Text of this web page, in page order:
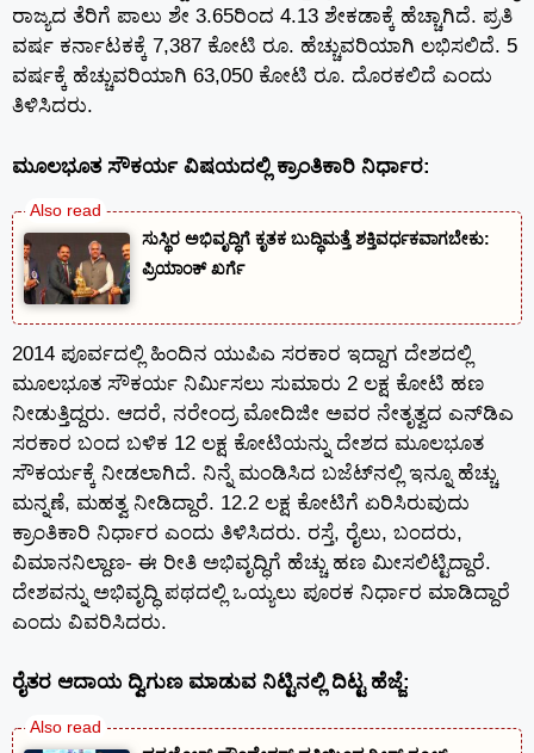
ರಾಜ್ಯದ ತೆರಿಗೆ ಪಾಲು ಶೇ 3.65ರಿಂದ 4.13 ಶೇಕಡಾಕ್ಕೆ ಹೆಚ್ಚಾಗಿದೆ. ಪ್ರತಿ
ವರ್ಷ ಕರ್ನಾಟಕಕ್ಕೆ 7,387 ಕೋಟಿ ರೂ. ಹೆಚ್ಚುವರಿಯಾಗಿ ಲಭಿಸಲಿದೆ. 5
ವರ್ಷಕ್ಕೆ ಹೆಚ್ಚುವರಿಯಾಗಿ 63,050 ಕೋಟಿ ರೂ. ದೊರಕಲಿದೆ ಎಂದು
ತಿಳಿಸಿದರು.
ಮೂಲಭೂತ ಸೌಕರ್ಯ ವಿಷಯದಲ್ಲಿ ಕ್ರಾಂತಿಕಾರಿ ನಿರ್ಧಾರ:
ಸುಸ್ಥಿರ ಅಭಿವೃದ್ಧಿಗೆ ಕೃತಕ ಬುದ್ಧಿಮತ್ತೆ ಶಕ್ತಿವರ್ಧಕವಾಗಬೇಕು:
ಪ್ರಿಯಾಂಕ್ ಖರ್ಗೆ
2014 ಪೂರ್ವದಲ್ಲಿ ಹಿಂದಿನ ಯುಪಿಎ ಸರಕಾರ ಇದ್ದಾಗ ದೇಶದಲ್ಲಿ
ಮೂಲಭೂತ ಸೌಕರ್ಯ ನಿರ್ಮಿಸಲು ಸುಮಾರು 2 ಲಕ್ಷ ಕೋಟಿ ಹಣ
ನೀಡುತ್ತಿದ್ದರು. ಆದರೆ, ನರೇಂದ್ರ ಮೋದಿಜೀ ಅವರ ನೇತೃತ್ವದ ಎನ್‍ಡಿಎ
ಸರಕಾರ ಬಂದ ಬಳಿಕ 12 ಲಕ್ಷ ಕೋಟಿಯನ್ನು ದೇಶದ ಮೂಲಭೂತ
ಸೌಕರ್ಯಕ್ಕೆ ನೀಡಲಾಗಿದೆ. ನಿನ್ನೆ ಮಂಡಿಸಿದ ಬಜೆಟ್‍ನಲ್ಲಿ ಇನ್ನೂ ಹೆಚ್ಚು
ಮನ್ನಣೆ, ಮಹತ್ವ ನೀಡಿದ್ದಾರೆ. 12.2 ಲಕ್ಷ ಕೋಟಿಗೆ ಏರಿಸಿರುವುದು
ಕ್ರಾಂತಿಕಾರಿ ನಿರ್ಧಾರ ಎಂದು ತಿಳಿಸಿದರು. ರಸ್ತೆ, ರೈಲು, ಬಂದರು,
ವಿಮಾನನಿಲ್ದಾಣ- ಈ ರೀತಿ ಅಭಿವೃದ್ಧಿಗೆ ಹೆಚ್ಚು ಹಣ ಮೀಸಲಿಟ್ಟಿದ್ದಾರೆ.
ದೇಶವನ್ನು ಅಭಿವೃದ್ಧಿ ಪಥದಲ್ಲಿ ಒಯ್ಯಲು ಪೂರಕ ನಿರ್ಧಾರ ಮಾಡಿದ್ದಾರೆ
ಎಂದು ವಿವರಿಸಿದರು.
ರೈತರ ಆದಾಯ ದ್ವಿಗುಣ ಮಾಡುವ ನಿಟ್ಟಿನಲ್ಲಿ ದಿಟ್ಟ ಹೆಜ್ಜೆ: